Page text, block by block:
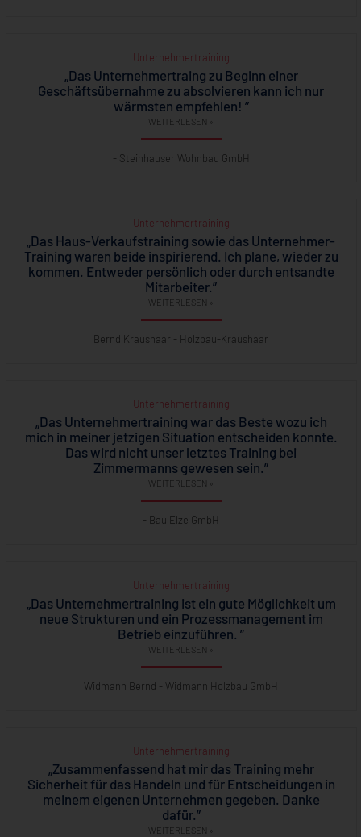
Unternehmertraining
„Das Unternehmertraing zu Beginn einer
Geschäftsübernahme zu absolvieren kann ich nur
wärmsten empfehlen! ”
WEITERLESEN »
- Steinhauser Wohnbau GmbH
Unternehmertraining
„Das Haus-Verkaufstraining sowie das Unternehmer-
Training waren beide inspirierend. Ich plane, wieder zu
kommen. Entweder persönlich oder durch entsandte
Mitarbeiter.”
WEITERLESEN »
Bernd Kraushaar - Holzbau-Kraushaar
Unternehmertraining
„Das Unternehmertraining war das Beste wozu ich
mich in meiner jetzigen Situation entscheiden konnte.
Das wird nicht unser letztes Training bei
Zimmermanns gewesen sein.”
WEITERLESEN »
- Bau Elze GmbH
Unternehmertraining
„Das Unternehmertraining ist ein gute Möglichkeit um
neue Strukturen und ein Prozessmanagement im
Betrieb einzuführen. ”
WEITERLESEN »
Widmann Bernd - Widmann Holzbau GmbH
Unternehmertraining
„Zusammenfassend hat mir das Training mehr
Sicherheit für das Handeln und für Entscheidungen in
meinem eigenen Unternehmen gegeben. Danke
dafür.”
WEITERLESEN »